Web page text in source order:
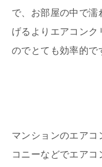
で、お部屋の中で濡
げるよりエアコンク
のでとても効率的で
マンションのエア
コニーなどでエアコ